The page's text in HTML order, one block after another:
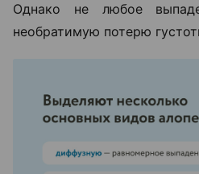
Однако не любое
необратимую потерю